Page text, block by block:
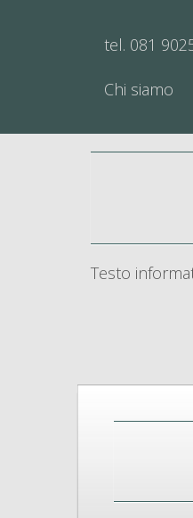
tel. 081
Chi siamo
Testo